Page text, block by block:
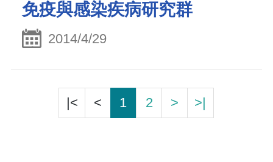
免疫與感染疾病研究群
2014/4/29
|< < 1 2 > >|